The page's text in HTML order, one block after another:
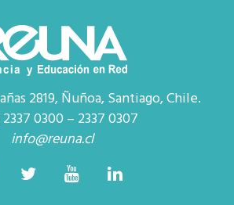
2819, Ñuñoa, Santiago, Chile.
0300 – 2337 0307
info@reuna.cl